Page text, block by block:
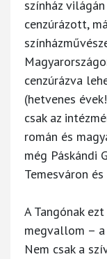
színház
cenzúrázott,
cenzúrázva
(hetvenes
csak az
román és
még Páskándi
Temesváron
A Tangónak
megvallom –
Nem csak a